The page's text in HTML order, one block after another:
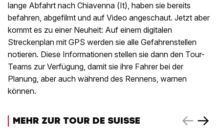
lange Abfahrt nach Chiavenna (It), haben sie bereits
befahren, abgefilmt und auf Video angeschaut. Jetzt aber
kommt es zu einer Neuheit: Auf einem digitalen
Streckenplan mit GPS werden sie alle Gefahrenstellen
notieren. Diese Informationen stellen sie dann den Tour-
Teams zur Verfügung, damit sie ihre Fahrer bei der
Planung, aber auch während des Rennens, warnen
können.
MEHR ZUR TOUR DE SUISSE